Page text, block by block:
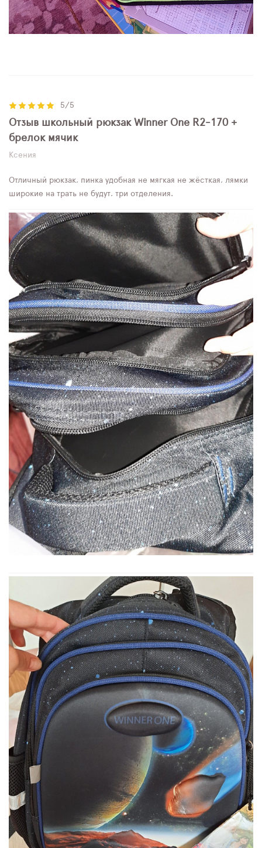
5/5
Отзыв школьный рюкзак Winner One R2-170 +
брелок мячик
Ксения
Отличный рюкзак, пинка удобная не мягкая не жёсткая, лямки
широкие на трать не будут, три отделения.